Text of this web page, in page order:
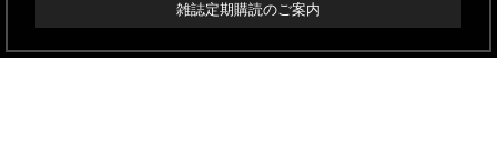
雑誌定期購読のご案内